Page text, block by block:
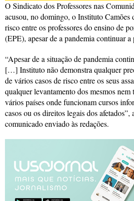
O Sindicato dos Professores nas
acusou, no domingo, o Instituto Camões
risco entre os professores do ensino de
(EPE), apesar de a pandemia continuar a
“Apesar de a situação de pandemia
[…] Instituto não demonstra qualquer
de vários casos de risco entre os seus
qualquer levantamento dos mesmos
vários países onde funcionam cursos
casos ou os direitos legais dos
comunicado enviado às redações.